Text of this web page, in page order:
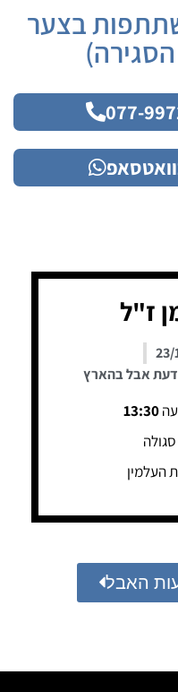
בצער
ז"ל
23/
אבל בהארץ
13:30
העלמין
האבל